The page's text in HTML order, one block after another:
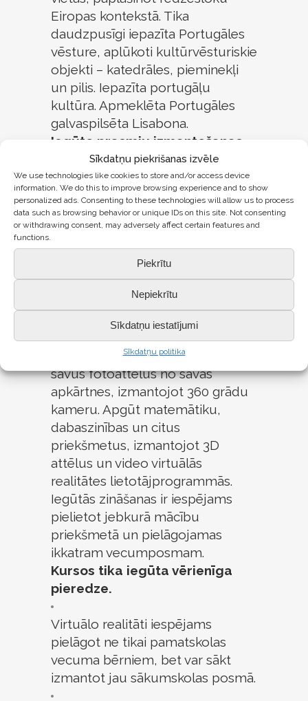
Sīkdatņu piekrišanas izvēle
We use technologies like cookies to store and/or access device
information. We do this to improve browsing experience and to show
personalized ads. Consenting to these technologies will allow us to process
data such as browsing behavior or unique IDs on this site. Not consenting
or withdrawing consent, may adversely affect certain features and
functions.
Piekrītu
Nepiekrītu
Sīkdatņu iestatījumi
Sīkdatņu politika
Eiropas kontekstā. Tika
daudzpusīgi iepazīta Portugāles
vēsture, aplūkoti kultūrvēsturiskie
objekti – katedrāles, pieminekļi
un pilis. Iepazīta portugāļu
kultūra. Apmeklēta Portugāles
galvaspilsēta Lisabona.
Iegūto prasmju izmantošanas
iespējas Saldus pamatskolā:
Virtuālā realitāte ir mūsdienīgs
mācību procesa papildinājums,
kas dod iespēju skolēniem ceļot
laikā un telpā, izmantojot
virtuālās realitātes brilles un
programmas. Apstrādāt
fotoattēlus 360 grādu leņķī no
dažādām pasaules vietām,
izmantojot Google maps vietni,
kuru pēc tam izmantot virtuālai
ekskursijai, vai uzņemt pašiem
savus fotoattēlus no savas
apkārtnes, izmantojot 360 grādu
kameru. Apgūt matemātiku,
dabaszinības un citus
priekšmetus, izmantojot 3D
attēlus un video virtuālās
realitātes lietotājprogrammās.
Iegūtās zināšanas ir iespējams
pielietot jebkurā mācību
priekšmetā un pielāgojamas
ikkatram vecumposmam.
Kursos tika iegūta vērienīga
pieredze.
Virtuālo realitāti iespējams
pielāgot ne tikai pamatskolas
vecuma bērniem, bet var sākt
izmantot jau sākumskolas posmā.